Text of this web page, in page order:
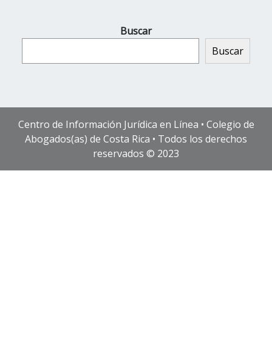
Buscar
Buscar
Centro de Información Jurídica en Línea • Colegio de
Abogados(as) de Costa Rica • Todos los derechos
reservados © 2023